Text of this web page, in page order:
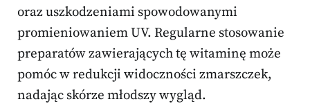
oraz uszkodzeniami spowodowanymi
promieniowaniem UV. Regularne stosowanie
preparatów zawierających tę witaminę może
pomóc w redukcji widoczności zmarszczek,
nadając skórze młodszy wygląd.